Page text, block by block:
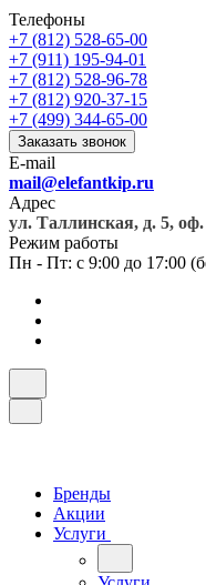
Телефоны
+7 (812) 528-65-00
+7 (911) 195-94-01
+7 (812) 528-96-78
+7 (812) 920-37-15
+7 (499) 344-65-00
Заказать звонок
E-mail
mail@elefantkip.ru
Адрес
ул. Таллинская, д. 5,
Режим работы
Пн - Пт: с 9:00 до 17:00
Бренды
Акции
Услуги